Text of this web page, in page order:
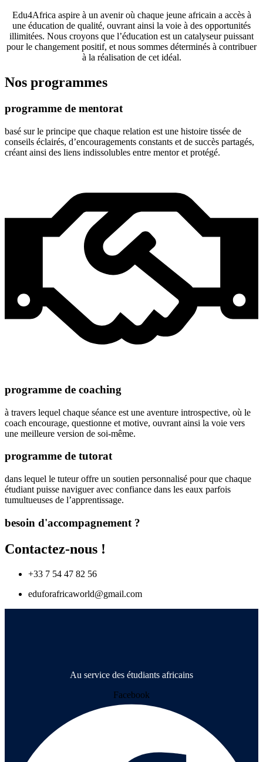
Edu4Africa aspire à un avenir où chaque jeune africain a accès à
une éducation de qualité, ouvrant ainsi la voie à des opportunités
illimitées. Nous croyons que l’éducation est un catalyseur puissant
pour le changement positif, et nous sommes déterminés à contribuer
à la réalisation de cet idéal.
Nos programmes
programme de mentorat
basé sur le principe que chaque relation est une histoire tissée de
conseils éclairés, d’encouragements constants et de succès partagés,
créant ainsi des liens indissolubles entre mentor et protégé.
programme de coaching
à travers lequel chaque séance est une aventure introspective, où le
coach encourage, questionne et motive, ouvrant ainsi la voie vers
une meilleure version de soi-même.
programme de tutorat
dans lequel le tuteur offre un soutien personnalisé pour que chaque
étudiant puisse naviguer avec confiance dans les eaux parfois
tumultueuses de l’apprentissage.
besoin d'accompagnement ?
Contactez-nous !
+33 7 54 47 82 56
eduforafricaworld@gmail.com
Au service des étudiants africains
Facebook